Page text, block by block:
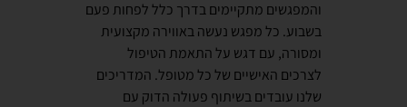
והמפגשים מתקיימים בדרך כלל לפחות פעם
בשבוע. כל מפגש נעשה באווירה מקצועית
ומסורה, עם דגש על התאמת הטיפול
לצרכים האישיים של כל מטופל. המדריכים
שלנו עובדים בשיתוף פעולה הדוק עם